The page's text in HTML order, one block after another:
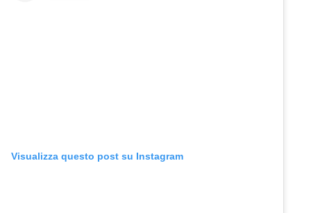
Visualizza questo post su Instagram